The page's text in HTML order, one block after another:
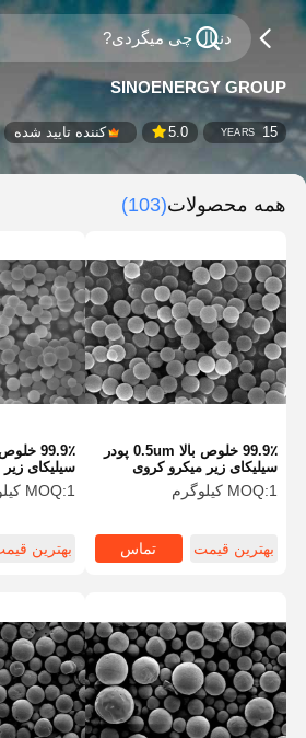
SINOENERGY GROUP
15
YEARS
5.0 کننده تایید شده
همه محصولات(103)
سیلیکای
سیلیکای
سری SS-H
MOQ:1 کیلوگرم
بهترین
99.9٪ خلوص بالا 0.5um پودر
سیلیکای زیر میکرو کروی
سیلیکای کروی میکروسفر
سری SS-H
MOQ:1 کیلوگرم
بهترین قیمت تماس